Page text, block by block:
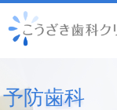
予防歯科